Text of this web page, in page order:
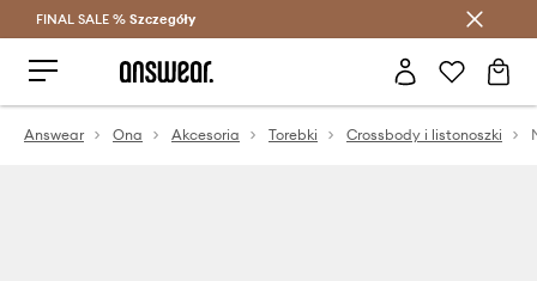
Oszczędzaj z Answear Club >
FINAL SALE % Szczegóły
Answear Ona Akcesoria Torebki Crossbody i listonoszki